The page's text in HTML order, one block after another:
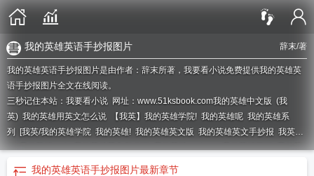
辞末/著
我的英雄英语手抄报图片
我的英雄英语手抄报图片是由作者：辞末所著，我要看小说免费提供我的英雄英
语手抄报图片全文在线阅读。
三秒记住本站：我要看小说 网址：www.51ksbook.com我的英雄中文版 (我
英) 我的英雄用英文怎么说 【我英】我的英雄学院! 我的英雄呢 我的英雄系
列
[我英/我的英雄学院 我的英雄! 我的英雄英文版 我的英雄英文手抄报 我英
rh我的英雄omh我的英雄英文怎么说我的英雄my hero我的英雄百科我的英
雄英文海报 英文我的英雄 我的英雄们
我的英雄英语手抄报图片最新章节